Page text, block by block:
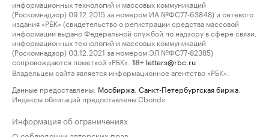
информационных технологий и массовых коммуникаций
(Роскомнадзор) 09.12.2015 за номером ИА №ФС77-63848) и сетевого
издания «РБК» (свидетельство о регистрации средства массовой
информации выдано Федеральной службой по надзору в сфере связи,
информационных технологий и массовых коммуникаций
(Роскомнадзор) 03.12.2021 за номером ЭЛ №ФС77-82385)
сопровождаются пометкой «РБК».
18+ letters@rbc.ru
Владельцем сайта является информационное агентство «РБК».
Данные предоставлены: Мосбиржа Санкт-Петербургская биржа
Индексы облигаций предоставлены Cbonds.
Информация об ограничениях